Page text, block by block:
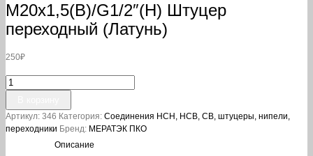
М20х1,5(В)/G1/2″(Н) Штуцер
переходный (Латунь)
250₽
Количество
товара
М20х1,5(В)/G1/2"
(Н)
Штуцер
Артикул: 346 Категория: Соединения НСН, НСВ, СВ, штуцеры, нипели,
переходники Бренд: МЕРАТЭК ПКО
Описание